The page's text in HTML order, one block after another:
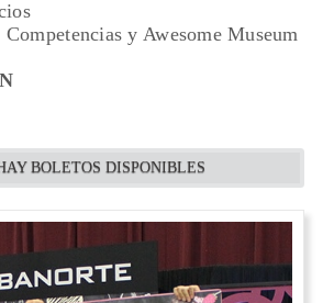
y Awesome Museum
BOLETOS DISPONIBLES